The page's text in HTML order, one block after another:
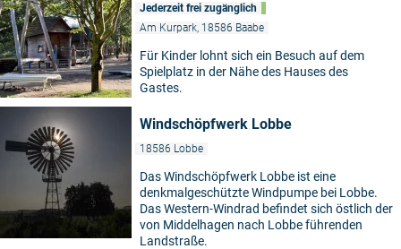
Jederzeit frei zugänglich
Am Kurpark, 18586 Baabe
Für Kinder lohnt sich ein Besuch auf dem
Spielplatz in der Nähe des Hauses des
Gastes.
Windschöpfwerk Lobbe
18586 Lobbe
Das Windschöpfwerk Lobbe ist eine
denkmalgeschützte Windpumpe bei Lobbe.
Das Western-Windrad befindet sich östlich der
von Middelhagen nach Lobbe führenden
Landstraße.